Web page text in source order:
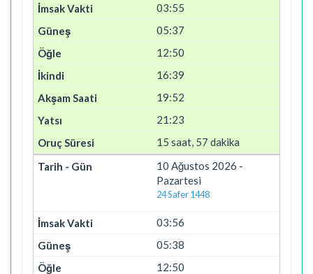
03:55
05:37
12:50
16:39
19:52
21:23
15 saat, 57 dakika
10 Ağustos 2026 -
Pazartesi
24 Safer 1448
03:56
05:38
12:50